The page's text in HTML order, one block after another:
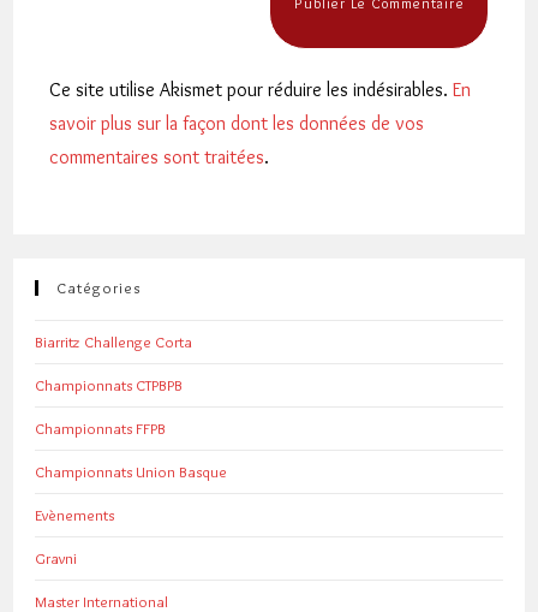
Ce site utilise Akismet pour réduire les indésirables.En
savoir plus sur la façon dont les données de vos
commentaires sont traitées.
Catégories
Biarritz Challenge Corta
Championnats CTPBPB
Championnats FFPB
Championnats Union Basque
Evènements
Gravni
Master International